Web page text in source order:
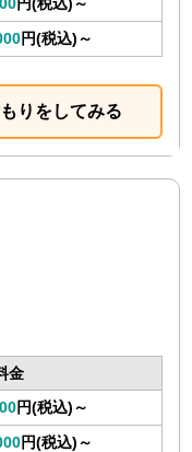
円(税込)～
りをしてみる
金
円(税込)～
円(税込)～